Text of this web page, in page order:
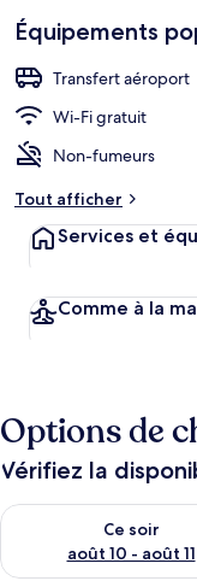
Équipements
Transfert aéroport
Wi-Fi gratuit
Non-fumeurs
Tout afficher
Services et
Comme à la
Options de
Vérifiez la
Ce soir
août 10 - août 11
Vérifier la disponibilité